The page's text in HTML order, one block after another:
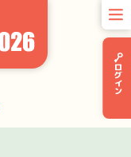
ログイン